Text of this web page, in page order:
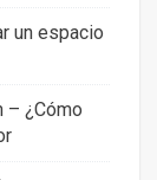
un espacio
– ¿Cómo